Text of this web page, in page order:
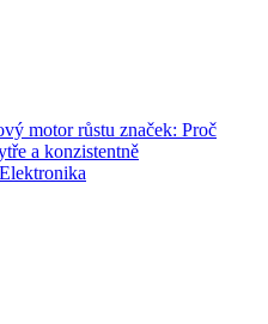
motor růstu značek: Proč
a konzistentně
Elektronika